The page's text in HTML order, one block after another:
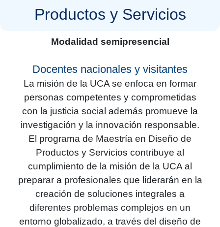
Productos y Servicios
Modalidad semipresencial
Docentes nacionales y visitantes
La misión de la UCA se enfoca en formar
personas competentes y comprometidas
con la justicia social además promueve la
investigación y la innovación responsable.
El programa de Maestría en Diseño de
Productos y Servicios contribuye al
cumplimiento de la misión de la UCA al
preparar a profesionales que liderarán en la
creación de soluciones integrales a
diferentes problemas complejos en un
entorno globalizado, a través del diseño de